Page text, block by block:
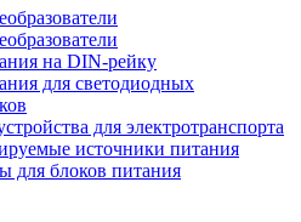
на DIN-рейку
для светодиодных
для электротранспорта
источники питания
для блоков питания